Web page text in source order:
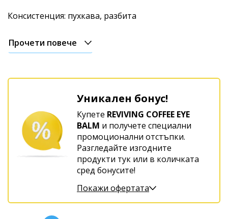
Консистенция: пухкава, разбита
Прочети повече
Уникален бонус!
Купете REVIVING COFFEE EYE
BALM и получете специални
промоционални отстъпки.
Разгледайте изгодните
продукти тук или в количката
сред бонусите!
Покажи офертата